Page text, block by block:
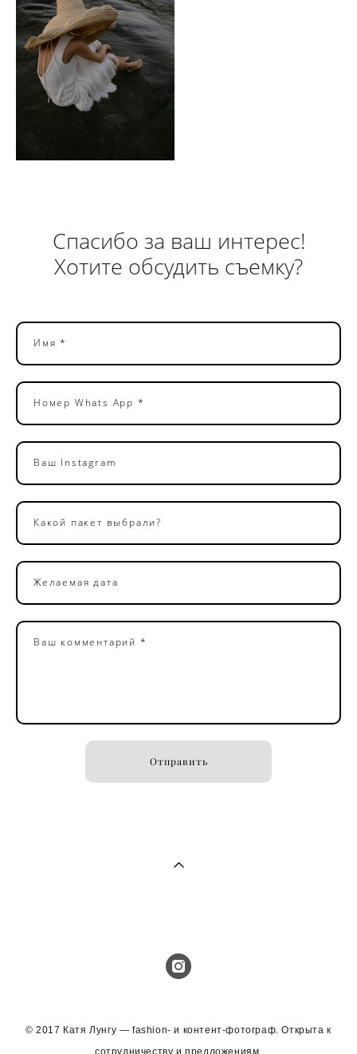
Спасибо за ваш интерес!
Хотите обсудить съемку?
Имя *
Номер Whats App *
Ваш Instagram
Какой пакет выбрали?
Желаемая дата
Ваш комментарий *
Отправить
© 2017 Катя Лунгу — fashion- и контент-фотограф. Открыта к
сотрудничеству и предложениям.